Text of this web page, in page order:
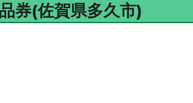
券(佐賀県多久市)